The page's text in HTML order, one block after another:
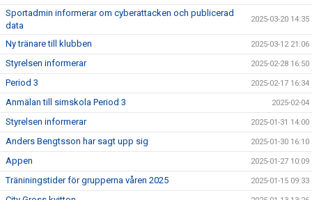
Sportadmin informerar om cyberattacken och publicerad
data
2025-03-20 14:35
Ny tränare till klubben 2025-03-12 21:06
Styrelsen informerar 2025-02-28 16:50
Period 3 2025-02-17 16:34
Anmälan till simskola Period 3 2025-02-04
Styrelsen informerar 2025-01-31 14:00
Anders Bengtsson har sagt upp sig 2025-01-30 16:10
Appen 2025-01-27 10:09
Träniningstider för grupperna våren 2025 2025-01-15 09:33